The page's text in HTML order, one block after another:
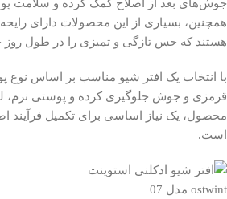
جوش‌های بعد از اصلاح کمک کرده و سلامت
همچنین، بسیاری از این محصولات دارای
هستند که حس تازگی و تمیزی را در طول
با انتخاب یک افتر شیو مناسب بر اساس
قرمزی و جوش جلوگیری کرده و پوستی
محصول، یک نیاز اساسی برای تکمیل
است.